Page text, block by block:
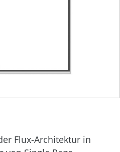
Flux-Architektur in